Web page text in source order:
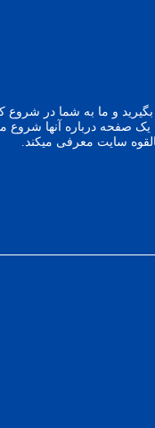
بگیرید و ما به شما در
یک صفحه درباره آنها شروع
سایت معرفی میکند.